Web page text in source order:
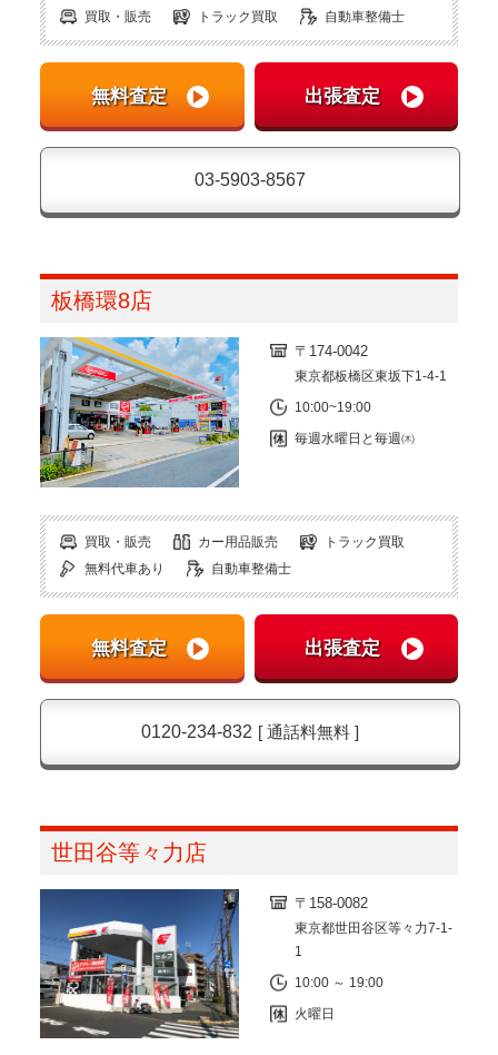
買取・販売 トラック買取 自動車整備士
03-5903-8567
板橋環8店
〒174-0042
東京都板橋区東坂下1-4-1
10:00~19:00
毎週水曜日と毎週㈭
買取・販売 カー用品販売
トラック買取
無料代車あり
自動車整備士
0120-234-832 [ 通話料無料 ]
世田谷等々力店
〒158-0082
東京都世田谷区等々力7-1-
1
10:00 ～ 19:00
火曜日